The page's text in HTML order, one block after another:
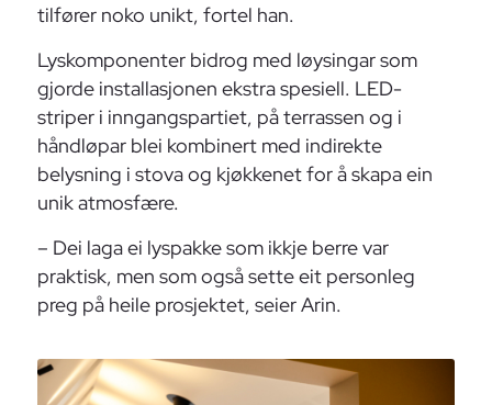
tilfører noko unikt, fortel han.
Lyskomponenter bidrog med løysingar som
gjorde installasjonen ekstra spesiell. LED-
striper i inngangspartiet, på terrassen og i
håndløpar blei kombinert med indirekte
belysning i stova og kjøkkenet for å skapa ein
unik atmosfære.
– Dei laga ei lyspakke som ikkje berre var
praktisk, men som også sette eit personleg
preg på heile prosjektet, seier Arin.